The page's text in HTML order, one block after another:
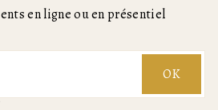
en ligne ou en présentiel
OK